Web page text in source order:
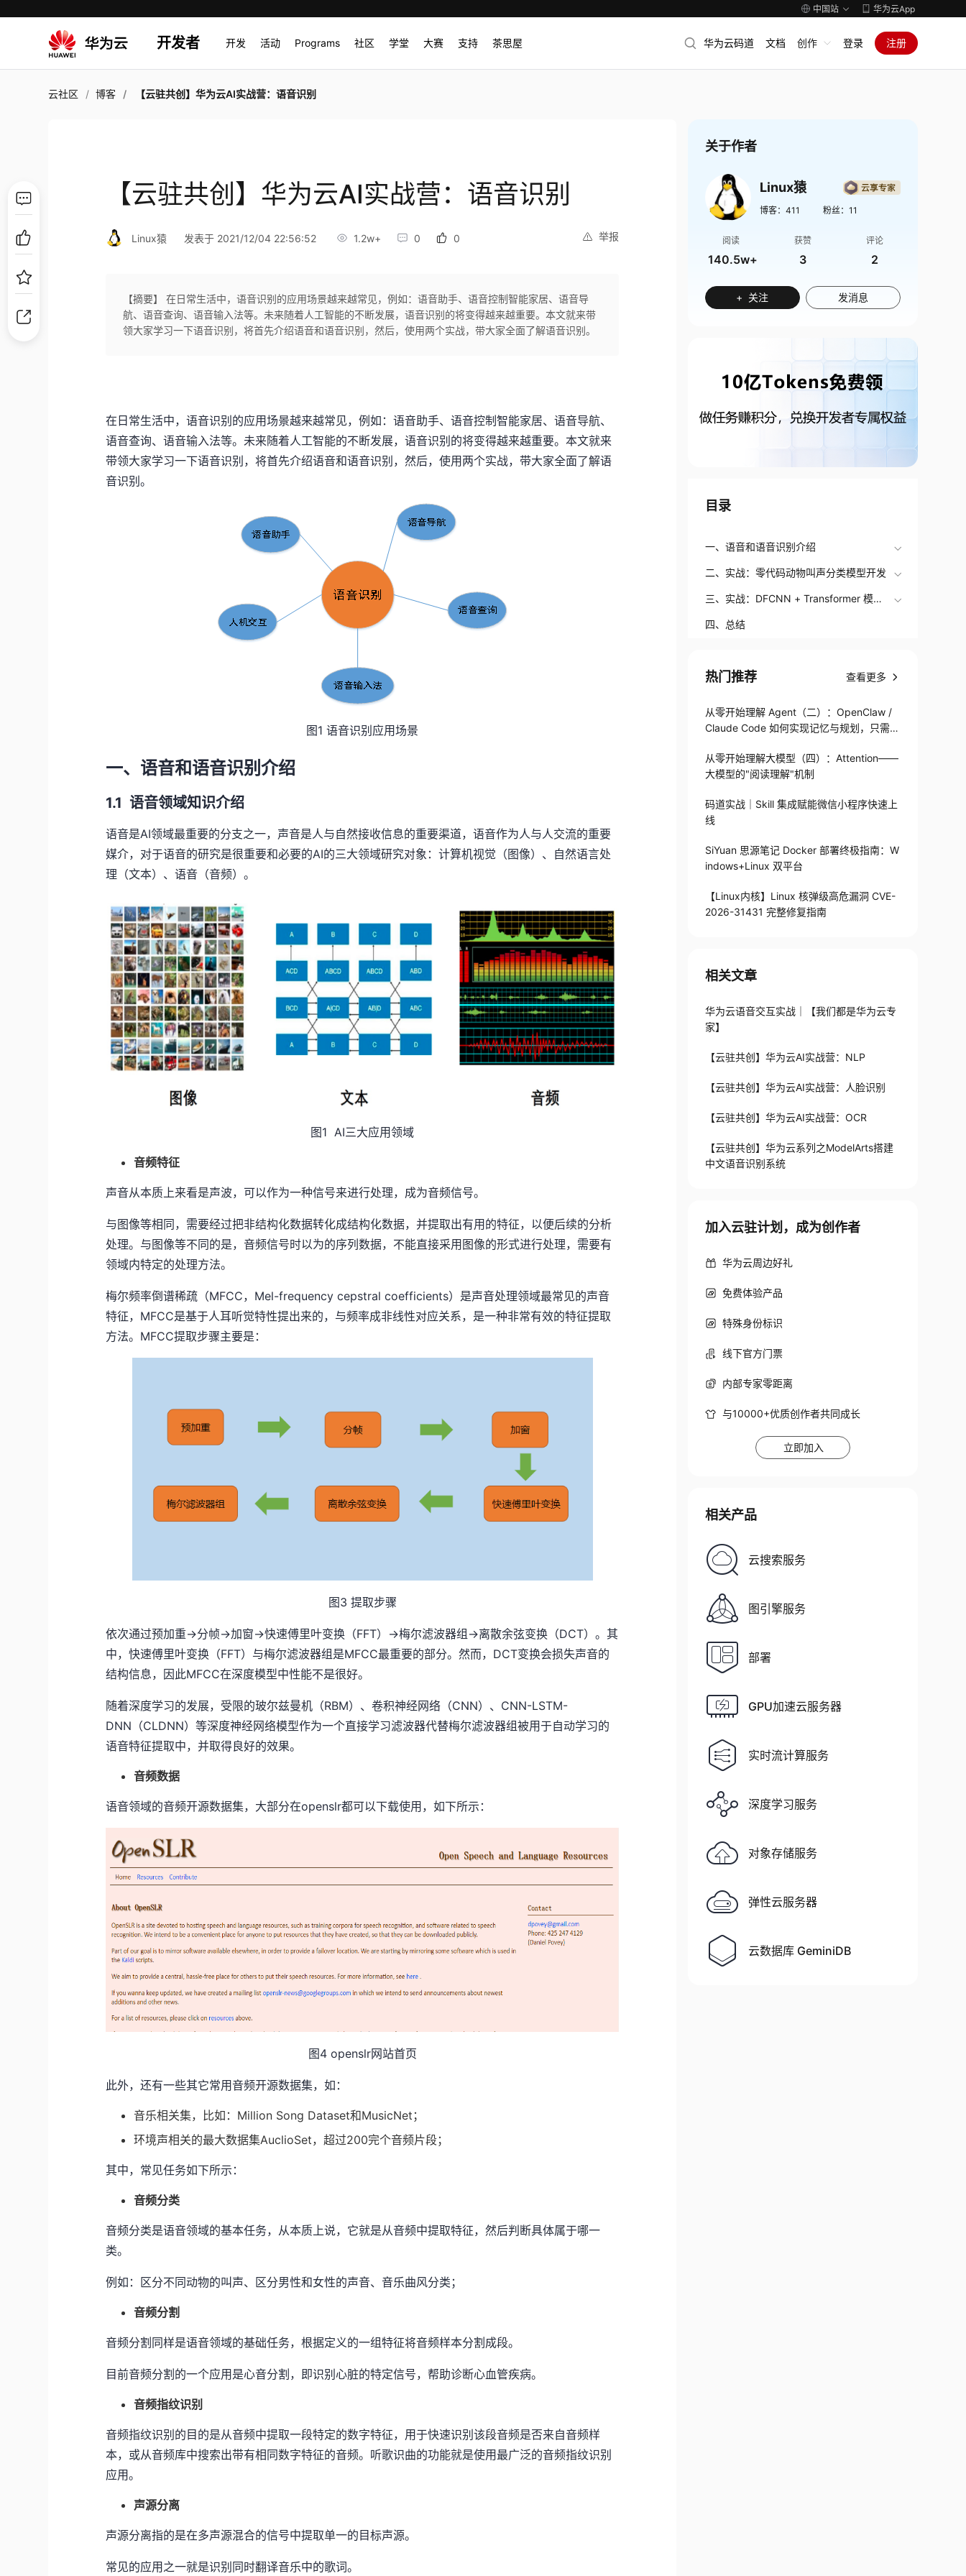
中国站 华为云App
开发者 开发 活动 Programs 社区 学堂 大赛 支持 茶思屋 华为云码道 文档 创作 登录 注册
云社区 博客 【云驻共创】华为云AI实战营：语音识别
【云驻共创】华为云AI实战营：语音识别
举报
Linux猿 发表于 2021/12/04 22:56:52 1.2w+ 0 0
【摘要】 在日常生活中，语音识别的应用场景越来越常见，例如：语音助手、语音控制智能家居、语音导
航、语音查询、语音输入法等。未来随着人工智能的不断发展，语音识别的将变得越来越重要。本文就来带
领大家学习一下语音识别，将首先介绍语音和语音识别，然后，使用两个实战，带大家全面了解语音识别。
在日常生活中，语音识别的应用场景越来越常见，例如：语音助手、语音控制智能家居、语音导航、
语音查询、语音输入法等。未来随着人工智能的不断发展，语音识别的将变得越来越重要。本文就来
带领大家学习一下语音识别，将首先介绍语音和语音识别，然后，使用两个实战，带大家全面了解语
音识别。
图1 语音识别应用场景
一、语音和语音识别介绍
1.1 语音领域知识介绍
语音是AI领域最重要的分支之一，声音是人与自然接收信息的重要渠道，语音作为人与人交流的重要
媒介，对于语音的研究是很重要和必要的AI的三大领域研究对象：计算机视觉（图像）、自然语言处
理（文本）、语音（音频）。
图1 AI三大应用领域
音频特征
声音从本质上来看是声波，可以作为一种信号来进行处理，成为音频信号。
与图像等相同，需要经过把非结构化数据转化成结构化数据，并提取出有用的特征，以便后续的分析
处理。与图像等不同的是，音频信号时以为的序列数据，不能直接采用图像的形式进行处理，需要有
领域内特定的处理方法。
梅尔频率倒谱稀疏（MFCC，Mel-frequency cepstral coefficients）是声音处理领域最常见的声音
特征，MFCC是基于人耳听觉特性提出来的，与频率成非线性对应关系，是一种非常有效的特征提取
方法。MFCC提取步骤主要是：
图3 提取步骤
依次通过预加重->分帧->加窗->快速傅里叶变换（FFT）->梅尔滤波器组->离散余弦变换（DCT）。其
中，快速傅里叶变换（FFT）与梅尔滤波器组是MFCC最重要的部分。然而，DCT变换会损失声音的
结构信息，因此MFCC在深度模型中性能不是很好。
随着深度学习的发展，受限的玻尔兹曼机（RBM）、卷积神经网络（CNN）、CNN-LSTM-
DNN（CLDNN）等深度神经网络模型作为一个直接学习滤波器代替梅尔滤波器组被用于自动学习的
语音特征提取中，并取得良好的效果。
音频数据
语音领域的音频开源数据集，大部分在openslr都可以下载使用，如下所示：
图4 openslr网站首页
此外，还有一些其它常用音频开源数据集，如：
音乐相关集，比如：Million Song Dataset和MusicNet；
环境声相关的最大数据集AuclioSet，超过200完个音频片段；
其中，常见任务如下所示：
音频分类
音频分类是语音领域的基本任务，从本质上说，它就是从音频中提取特征，然后判断具体属于哪一
类。
例如：区分不同动物的叫声、区分男性和女性的声音、音乐曲风分类；
音频分割
音频分割同样是语音领域的基础任务，根据定义的一组特征将音频样本分割成段。
目前音频分割的一个应用是心音分割，即识别心脏的特定信号，帮助诊断心血管疾病。
音频指纹识别
音频指纹识别的目的是从音频中提取一段特定的数字特征，用于快速识别该段音频是否来自音频样
本，或从音频库中搜索出带有相同数字特征的音频。听歌识曲的功能就是使用最广泛的音频指纹识别
应用。
声源分离
声源分离指的是在多声源混合的信号中提取单一的目标声源。
常见的应用之一就是识别同时翻译音乐中的歌词。
关于作者
Linux猿
博客： 411 粉丝： 11
阅读
140.5w+
获赞
3
评论
2
+ 关注 发消息
目录
一、语音和语音识别介绍
二、实战：零代码动物叫声分类模型开发
三、实战：DFCNN + Transformer 模型
完成中文语音识别
四、总结
热门推荐 查看更多
从零开始理解 Agent（二）：OpenClaw /
Claude Code 如何实现记忆与规划，只需1
从零开始理解大模型（四）：Attention——
大模型的"阅读理解"机制
码道实战｜Skill 集成赋能微信小程序快速上
线
SiYuan 思源笔记 Docker 部署终极指南：W
indows+Linux 双平台
【Linux内核】Linux 核弹级高危漏洞 CVE-
2026-31431 完整修复指南
相关文章
华为云语音交互实战｜【我们都是华为云专
家】
【云驻共创】华为云AI实战营：NLP
【云驻共创】华为云AI实战营：人脸识别
【云驻共创】华为云AI实战营：OCR
【云驻共创】华为云系列之ModelArts搭建
中文语音识别系统
加入云驻计划，成为创作者
华为云周边好礼
免费体验产品
特殊身份标识
线下官方门票
内部专家零距离
与10000+优质创作者共同成长
立即加入
相关产品
云搜索服务
图引擎服务
部署
GPU加速云服务器
实时流计算服务
深度学习服务
对象存储服务
弹性云服务器
云数据库 GeminiDB